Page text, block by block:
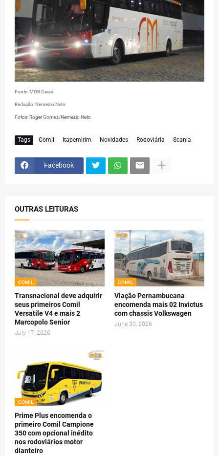
Fonte: MOB Ceará
Redação: Nemezio Neto
Fotos: Roger Gomes/Nemezio Neto
Tags Comil Itapemirim Novidades Rodoviária Scania
Facebook
OUTRAS LEITURAS
COMIL
Transnacional deve adquirir
seus primeiros Comil
Versatile V4 e mais 2
Marcopolo Senior
July 17, 2026
COMIL
Viação Pernambucana
encomenda mais 02 Invictus
com chassis Volkswagen
June 30, 2026
COMIL
Prime Plus encomenda o
primeiro Comil Campione
350 com opcional inédito
nos rodoviários motor
dianteiro